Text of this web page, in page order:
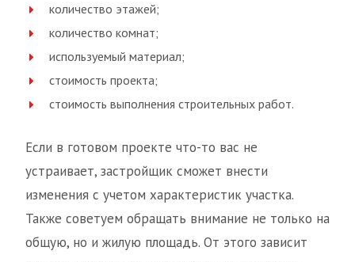
количество этажей;
количество комнат;
используемый материал;
стоимость проекта;
стоимость выполнения строительных работ.
Если в готовом проекте что-то вас не
устраивает, застройщик сможет внести
изменения с учетом характеристик участка.
Также советуем обращать внимание не только на
общую, но и жилую площадь. От этого зависит